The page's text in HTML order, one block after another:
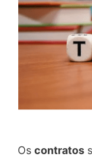
Os contratos